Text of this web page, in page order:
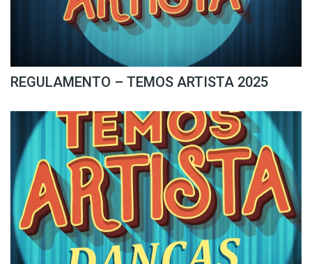
REGULAMENTO – TEMOS ARTISTA 2025